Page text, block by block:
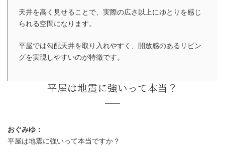
天井を高く見せることで、実際の広さ以上にゆとりを感じ
られる空間になります。
平屋では勾配天井を取り入れやすく、開放感のあるリビン
グを実現しやすいのが特徴です。
おぐみゆ：
平屋は地震に強いって本当ですか？